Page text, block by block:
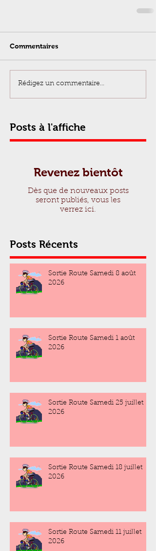
Commentaires
Rédigez un commentaire...
Posts à l'affiche
Revenez bientôt
Dès que de nouveaux posts
seront publiés, vous les
verrez ici.
Posts Récents
Sortie Route Samedi 8 août
2026
Sortie Route Samedi 1 août
2026
Sortie Route Samedi 25 juillet
2026
Sortie Route Samedi 18 juillet
2026
Sortie Route Samedi 11 juillet
2026